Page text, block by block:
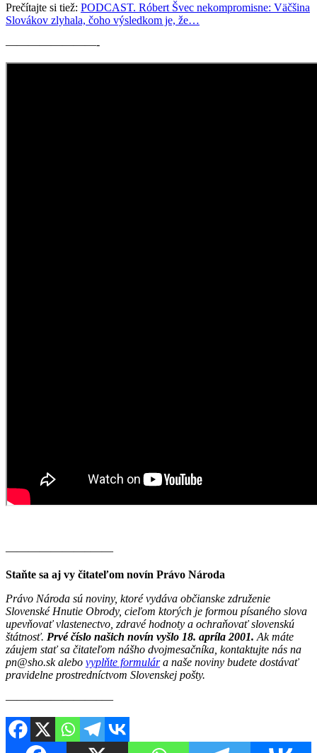
Prečítajte si tiež: PODCAST. Róbert Švec nekompromisne: Väčšina
Slovákov zlyhala, čoho výsledkom je, že…
————————-
———————–——
Staňte sa aj vy čitateľom novín Právo Národa
Právo Národa sú noviny, ktoré vydáva občianske združenie
Slovenské Hnutie Obrody, cieľom ktorých je formou písaného slova
upevňovať vlastenectvo, zdravé hodnoty a ochraňovať slovenskú
štátnosť. Prvé číslo našich novín vyšlo 18. apríla 2001. Ak máte
záujem stať sa čitateľom nášho dvojmesačníka, kontaktujte nás na
pn@sho.sk alebo vyplňte formulára naše noviny budete dostávať
pravidelne prostredníctvom Slovenskej pošty.
————————–—